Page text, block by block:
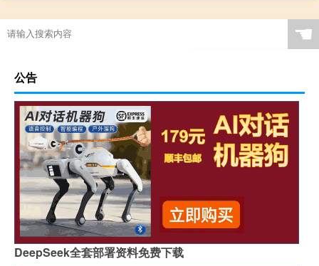
☚
公告
DeepSeek全套部署资料免费下载